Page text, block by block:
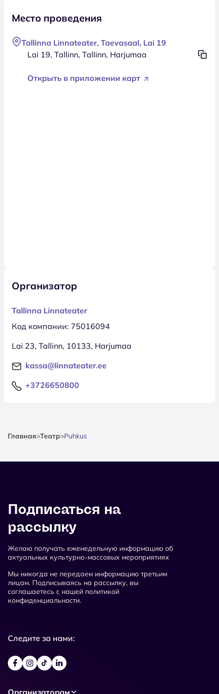
Место проведения
Tallinna Linnateater, Taevasaal, Lai 19
Lai 19, Tallinn, Tallinn, Harjumaa
Открыть в приложении карт
Организатор
Tallinna Linnateater
Код компании: 75016094
Lai 23, Tallinn, 10133, Harjumaa
kassa@linnateater.ee
+3726650800
Главная>Театр>Puhkus
Подписаться на
рассылку
Желаю получать еженедельную информацию об
актуальных культурно-массовых мероприятиях
Мы никогда не передаем информацию третьим
лицам. Подписываясь на рассылку, вы
соглашаетесь с нашей политикой
конфиденциальности.
Следите за нами:
Организаторам